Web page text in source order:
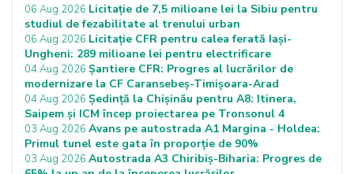
06 Aug 2026 Licitație de 7,5 milioane lei la Sibiu pentru
studiul de fezabilitate al trenului urban
06 Aug 2026 Licitație CFR pentru calea ferată Iași-
Ungheni: 289 milioane lei pentru electrificare
04 Aug 2026 Șantiere CFR: Progres al lucrărilor de
modernizare la CF Caransebeș-Timișoara-Arad
04 Aug 2026 Ședință la Chișinău pentru A8: Itinera,
Saipem și ICM încep proiectarea pe Tronsonul 4
03 Aug 2026 Avans pe autostrada A1 Margina - Holdea:
Primul tunel este gata în proporție de 90%
03 Aug 2026 Autostrada A3 Chiribiș-Biharia: Progres de